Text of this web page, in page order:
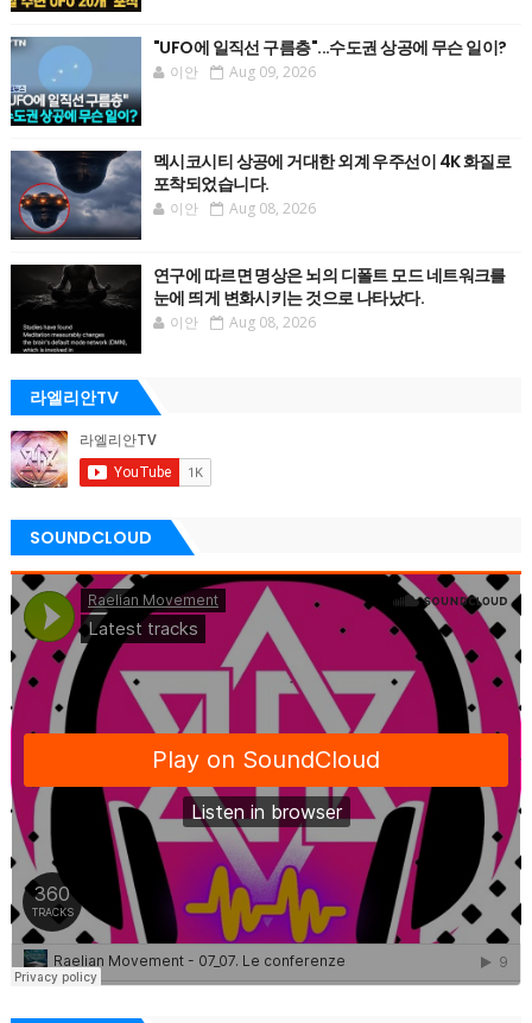
"UFO에 일직선 구름층"...수도권 상공에 무슨 일이?
이안 Aug 09, 2026
멕시코시티 상공에 거대한 외계 우주선이 4K 화질로
포착되었습니다.
이안 Aug 08, 2026
연구에 따르면 명상은 뇌의 디폴트 모드 네트워크를
눈에 띄게 변화시키는 것으로 나타났다.
이안 Aug 08, 2026
라엘리안TV
SOUNDCLOUD